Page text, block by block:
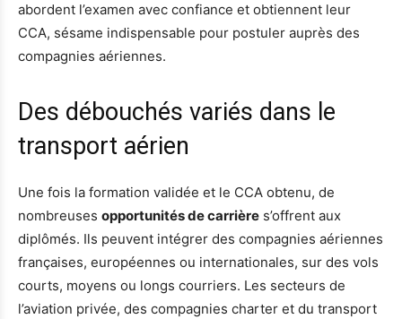
abordent l’examen avec confiance et obtiennent leur
CCA, sésame indispensable pour postuler auprès des
compagnies aériennes.
Des débouchés variés dans le
transport aérien
Une fois la formation validée et le CCA obtenu, de
nombreuses opportunités de carrière s’offrent aux
diplômés. Ils peuvent intégrer des compagnies aériennes
françaises, européennes ou internationales, sur des vols
courts, moyens ou longs courriers. Les secteurs de
l’aviation privée, des compagnies charter et du transport